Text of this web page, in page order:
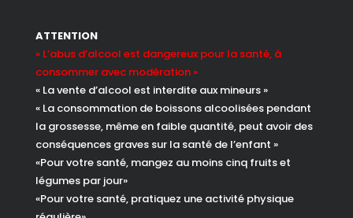
ATTENTION
« L’abus d’alcool est dangereux pour la santé, à
consommer avec modération »
« La vente d’alcool est interdite aux mineurs »
« La consommation de boissons alcoolisées pendant
la grossesse, même en faible quantité, peut avoir des
conséquences graves sur la santé de l’enfant »
«Pour votre santé, mangez au moins cinq fruits et
légumes par jour»
«Pour votre santé, pratiquez une activité physique